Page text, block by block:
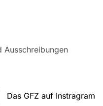
Ausschreibungen
Das GFZ auf Instragram